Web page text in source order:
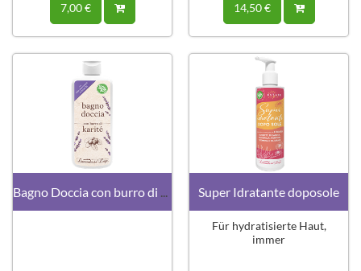
7,00 € 14,50 €
Super Idratante doposole
Für hydratisierte Haut,
immer